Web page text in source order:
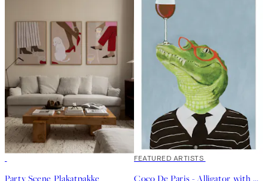
Party Scene Plakatpakke
40%*
FEATURED ARTISTS
Coco De Paris - Alligator with Wine Glass Plakat